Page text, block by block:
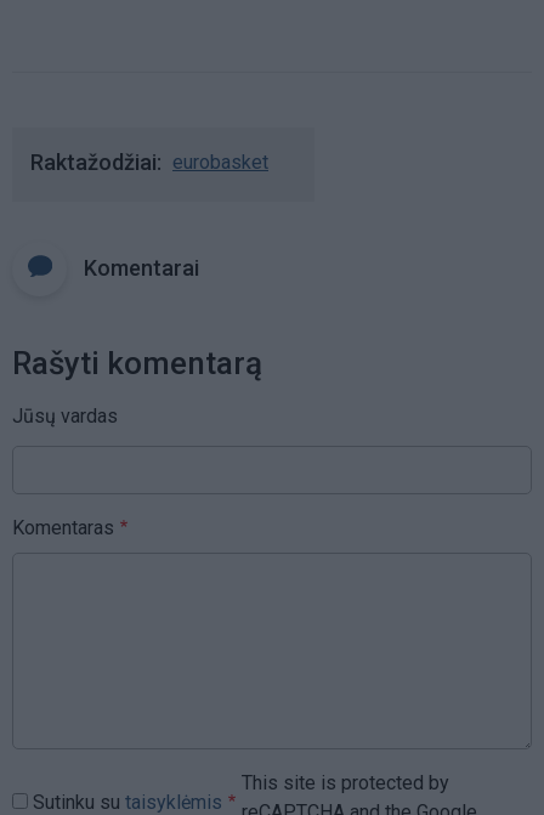
Raktažodžiai eurobasket
Komentarai
Rašyti komentarą
Jūsų vardas
Komentaras
Sutinku su taisyklėmis
This site is protected by